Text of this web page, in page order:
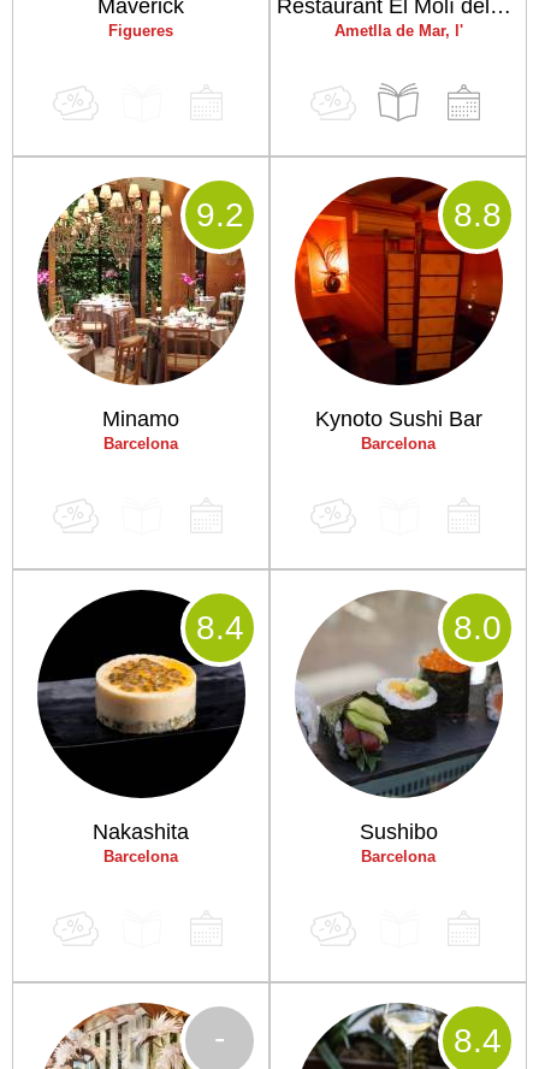
Maverick
Figueres
Restaurant El Molí dels Avis
Ametlla de Mar, l'
Minamo
Barcelona
9.2
Kynoto Sushi Bar
Barcelona
8.8
Nakashita
Barcelona
8.4
Sushibo
Barcelona
8.0
- 8.4